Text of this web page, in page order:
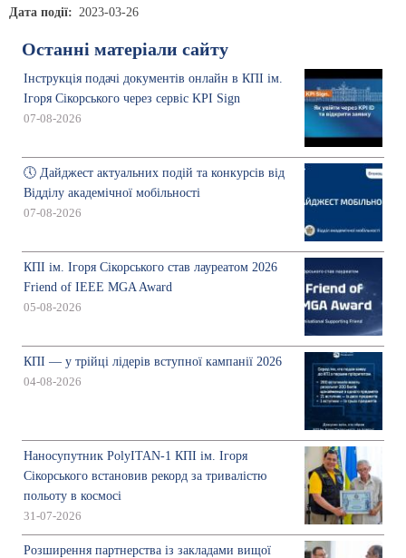
Дата події 2023-03-26
Останні матеріали сайту
Інструкція подачі документів онлайн в КПІ ім.
Ігоря Сікорського через сервіс KPI Sign
07-08-2026
🕔 Дайджест актуальних подій та конкурсів від
Відділу академічної мобільності
07-08-2026
КПІ ім. Ігоря Сікорського став лауреатом 2026
Friend of IEEE MGA Award
05-08-2026
КПІ — у трійці лідерів вступної кампанії 2026
04-08-2026
Наносупутник PolyITAN-1 КПІ ім. Ігоря
Сікорського встановив рекорд за тривалістю
польоту в космосі
31-07-2026
Розширення партнерства із закладами вищої